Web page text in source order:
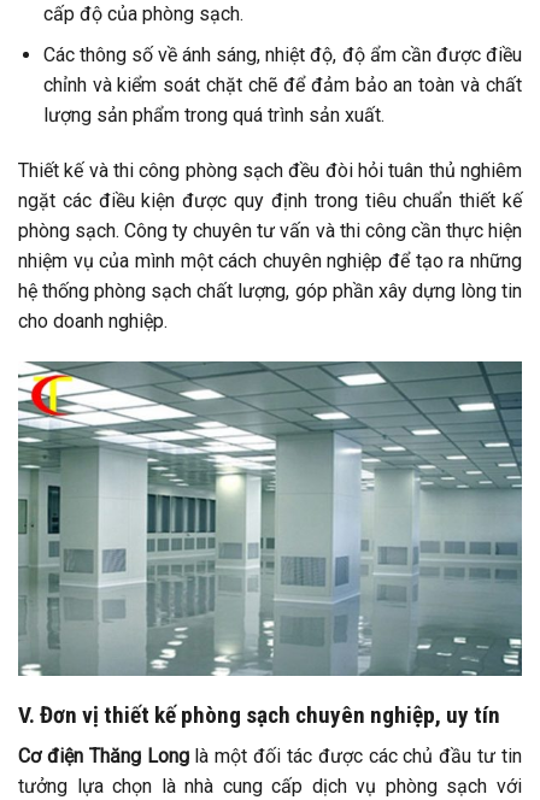
cấp độ của phòng sạch.
Các thông số về ánh sáng, nhiệt độ, độ ẩm cần được điều
chỉnh và kiểm soát chặt chẽ để đảm bảo an toàn và chất
lượng sản phẩm trong quá trình sản xuất.
Thiết kế và thi công phòng sạch đều đòi hỏi tuân thủ nghiêm
ngặt các điều kiện được quy định trong tiêu chuẩn thiết kế
phòng sạch. Công ty chuyên tư vấn và thi công cần thực hiện
nhiệm vụ của mình một cách chuyên nghiệp để tạo ra những
hệ thống phòng sạch chất lượng, góp phần xây dựng lòng tin
cho doanh nghiệp.
V. Đơn vị thiết kế phòng sạch chuyên nghiệp, uy tín
Cơ điện Thăng Longlà một đối tác được các chủ đầu tư tin
tưởng lựa chọn là nhà cung cấp dịch vụ phòng sạch với